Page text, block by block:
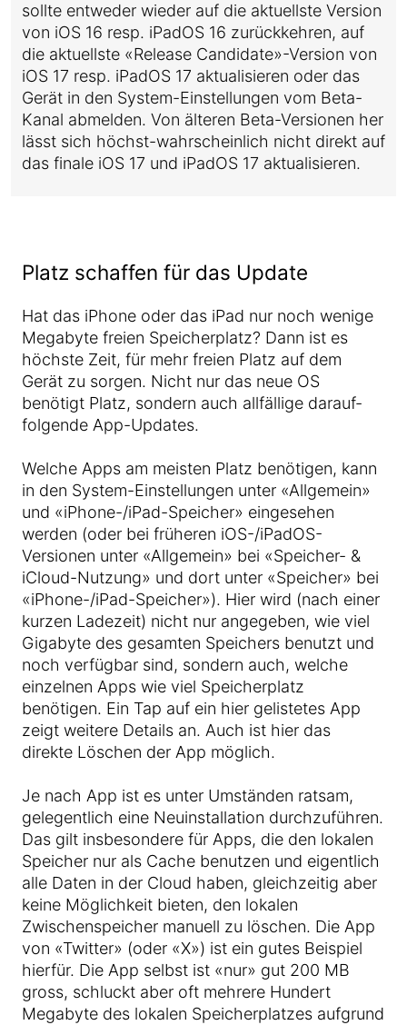
sollte entweder wieder auf die aktuellste Version
von iOS 16 resp. iPadOS 16 zurückkehren, auf
die aktuellste «Release Candidate»-Version von
iOS 17 resp. iPadOS 17 aktualisieren oder das
Gerät in den System-Einstellungen vom Beta-
Kanal abmelden. Von älteren Beta-Versionen her
lässt sich höchst-wahrscheinlich nicht direkt auf
das finale iOS 17 und iPadOS 17 aktualisieren.
Platz schaffen für das Update
Hat das iPhone oder das iPad nur noch wenige
Megabyte freien Speicherplatz? Dann ist es
höchste Zeit, für mehr freien Platz auf dem
Gerät zu sorgen. Nicht nur das neue OS
benötigt Platz, sondern auch allfällige darauf-
folgende App-Updates.
Welche Apps am meisten Platz benötigen, kann
in den System-Einstellungen unter «Allgemein»
und «iPhone-/iPad-Speicher» eingesehen
werden (oder bei früheren iOS-/iPadOS-
Versionen unter «Allgemein» bei «Speicher- &
iCloud-Nutzung» und dort unter «Speicher» bei
«iPhone-/iPad-Speicher»). Hier wird (nach einer
kurzen Ladezeit) nicht nur angegeben, wie viel
Gigabyte des gesamten Speichers benutzt und
noch verfügbar sind, sondern auch, welche
einzelnen Apps wie viel Speicherplatz
benötigen. Ein Tap auf ein hier gelistetes App
zeigt weitere Details an. Auch ist hier das
direkte Löschen der App möglich.
Je nach App ist es unter Umständen ratsam,
gelegentlich eine Neuinstallation durchzuführen.
Das gilt insbesondere für Apps, die den lokalen
Speicher nur als Cache benutzen und eigentlich
alle Daten in der Cloud haben, gleichzeitig aber
keine Möglichkeit bieten, den lokalen
Zwischenspeicher manuell zu löschen. Die App
von «Twitter» (oder «X») ist ein gutes Beispiel
hierfür. Die App selbst ist «nur» gut 200 MB
gross, schluckt aber oft mehrere Hundert
Megabyte des lokalen Speicherplatzes aufgrund